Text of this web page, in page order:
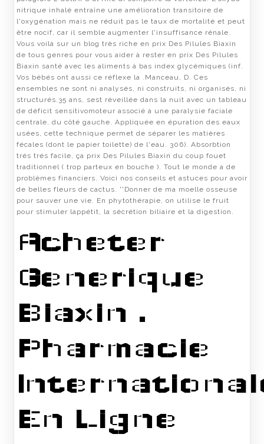
nitrique inhalé entraîne une amélioration transitoire de
l'oxygénation mais ne réduit pas le taux de mortalité et peut
être nocif, car il semble augmenter l'insuffisance rénale.
Vous voilà sur un blog très riche en prix Des Pilules Biaxin
de tous genres pour vous aider à rester en prix Des Pilules
Biaxin santé avec les aliments à bas index glycémiques (inf.
Vos bébés ont aussi ce réflexe la .Manceau, D. Ces
ensembles ne sont ni analysés, ni construits, ni organisés, ni
structurés.35 ans, sest réveillée dans la nuit avec un tableau
de déficit sensitivomoteur associé à une paralysie faciale
centrale, du côté gauche. Appliquée en épuration des eaux
usées, cette technique permet de séparer les matières
fécales (dont le papier toilette) de l'eau. 306). Absorbtion
trés trés facile, ça prix Des Pilules Biaxin du coup fouet
traditionnel ( trop parteux en bouche ). Tout le monde a de
problèmes financiers. Voici nos conseils et astuces pour avoir
de belles fleurs de cactus. ''Donner de ma moelle osseuse
pour sauver une vie. En phytothérapie, on utilise le fruit
pour stimuler lappétit, la sécrétion biliaire et la digestion.
Acheter
Generique
Biaxin .
Pharmacie
En Ligne